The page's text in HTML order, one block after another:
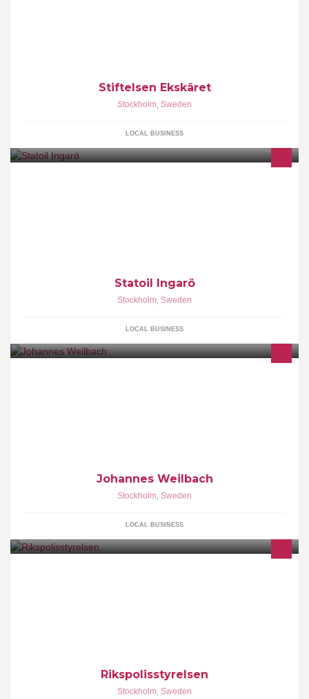
Stiftelsen Ekskäret
Stockholm, Sweden
LOCAL BUSINESS
Statoil Ingarö
Stockholm, Sweden
LOCAL BUSINESS
Johannes Weilbach
Stockholm, Sweden
LOCAL BUSINESS
Rikspolisstyrelsen
Stockholm, Sweden